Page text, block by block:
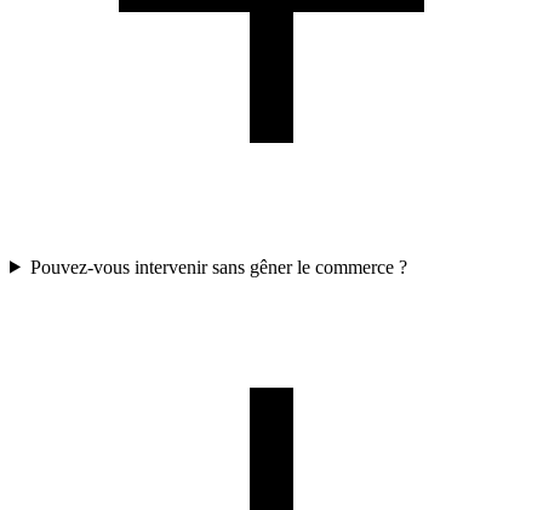
Pouvez-vous intervenir sans gêner le commerce ?